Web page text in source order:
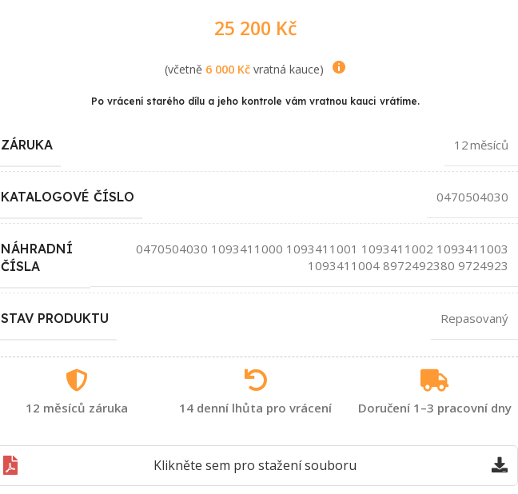
25 200 Kč
(včetně 6 000 Kčvratná kauce)
Po vrácení starého dílu a jeho kontrole vám vratnou kauci vrátíme.
ZÁRUKA 12 měsíců
KATALOGOVÉ ČÍSLO 0470504030
NÁHRADNÍ
ČÍSLA
0470504030 1093411000 1093411001 1093411002 1093411003
1093411004 8972492380 9724923
STAV PRODUKTU Repasovaný
12 měsíců záruka 14 denní lhůta pro vrácení Doručení 1–3 pracovní dny
Klikněte sem pro stažení souboru